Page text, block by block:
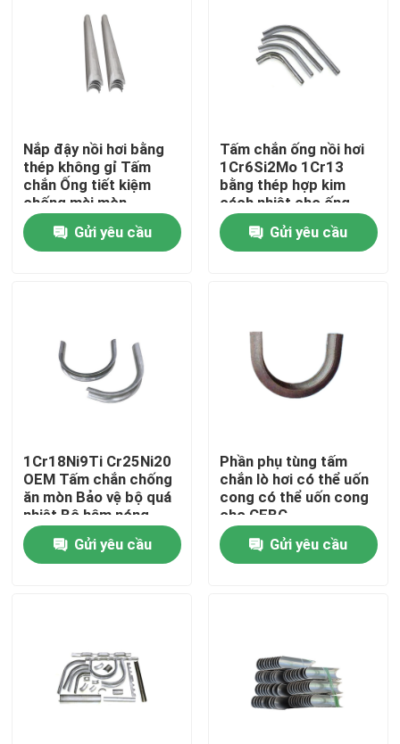
Nhà
Địa chỉ liên hệ
Sản phẩm
Bộ phận lò hơi
Bộ phận lò hơi than
tấm thép carbon
Ống hợp kim liền mạch
Nắp đậy nồi hơi bằng
thép không gỉ Tấm
chắn Ống tiết kiệm
chống mài mòn
Gửi yêu cầu
Tấm chắn ống nồi hơi
1Cr6Si2Mo 1Cr13
bằng thép hợp kim
cách nhiệt cho ống
tiết kiệm
Gửi yêu cầu
1Cr18Ni9Ti Cr25Ni20
OEM Tấm chắn chống
ăn mòn Bảo vệ bộ quá
nhiệt Bộ hâm nóng
Gửi yêu cầu
Phần phụ tùng tấm
chắn lò hơi có thể uốn
cong có thể uốn cong
cho CFBC
Gửi yêu cầu